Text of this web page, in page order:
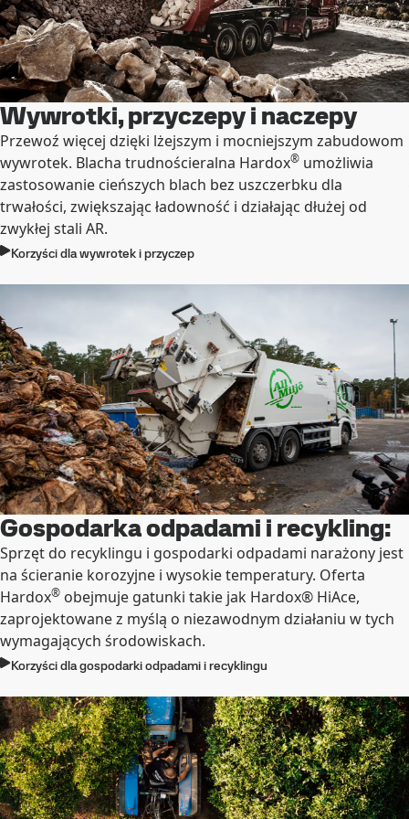
Wywrotki, przyczepy i naczepy
Przewoź więcej dzięki lżejszym i mocniejszym zabudowom
wywrotek. Blacha trudnościeralna Hardox® umożliwia
zastosowanie cieńszych blach bez uszczerbku dla
trwałości, zwiększając ładowność i działając dłużej od
zwykłej stali AR.
Korzyści dla wywrotek i przyczep
Gospodarka odpadami i recykling:
Sprzęt do recyklingu i gospodarki odpadami narażony jest
na ścieranie korozyjne i wysokie temperatury. Oferta
Hardox® obejmuje gatunki takie jak Hardox® HiAce,
zaprojektowane z myślą o niezawodnym działaniu w tych
wymagających środowiskach.
Korzyści dla gospodarki odpadami i recyklingu